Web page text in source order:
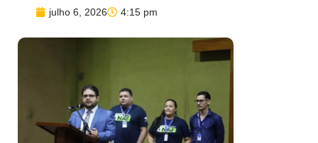
julho 6, 2026 4:15 pm